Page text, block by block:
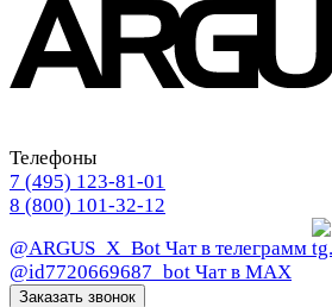
Телефоны
7 (495) 123-81-01
8 (800) 101-32-12
@ARGUS_X_Bot Чат в телеграмм
@id7720669687_bot Чат в МАХ
Заказать звонок